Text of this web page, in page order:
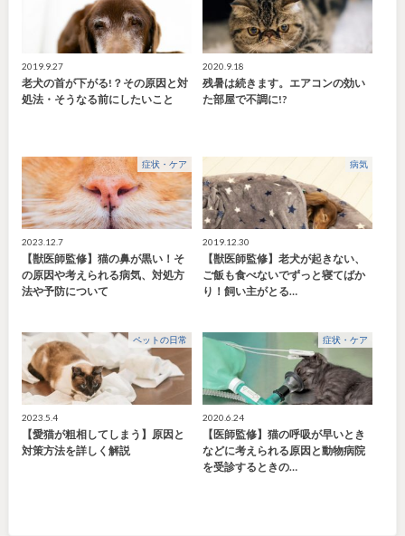
2019.9.27
老犬の首が下がる!？その原因と対
処法・そうなる前にしたいこと
2020.9.18
残暑は続きます。エアコンの効い
た部屋で不調に!?
症状・ケア
2023.12.7
【獣医師監修】猫の鼻が黒い！そ
の原因や考えられる病気、対処方
法や予防について
病気
2019.12.30
【獣医師監修】老犬が起きない、
ご飯も食べないでずっと寝てばか
り！飼い主がとる…
ペットの日常
2023.5.4
【愛猫が粗相してしまう】原因と
対策方法を詳しく解説
症状・ケア
2020.6.24
【医師監修】猫の呼吸が早いとき
などに考えられる原因と動物病院
を受診するときの…